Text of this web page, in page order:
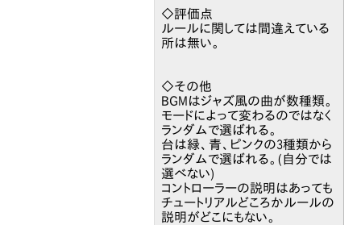
◇評価点
ルールに関しては間違えている
所は無い。
◇その他
BGMはジャズ風の曲が数種類。
モードによって変わるのではなく
ランダムで選ばれる。
台は緑、青、ピンクの3種類から
ランダムで選ばれる。(自分では
選べない)
コントローラーの説明はあっても
チュートリアルどころかルールの
説明がどこにもない。